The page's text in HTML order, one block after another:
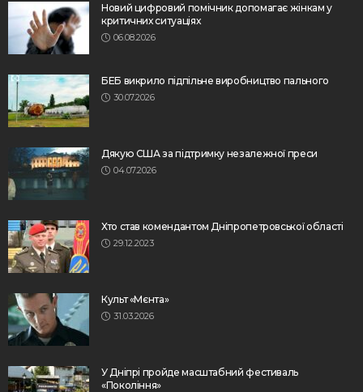
Новий цифровий помічник допомагає жінкам у
критичних ситуаціях
06.08.2026
БЕБ викрило підпільне виробництво пального
30.07.2026
Дякую США за підтримку незалежної преси
04.07.2026
Хто став комендантом Дніпропетровської області
29.12.2023
Культ «Мєнта»
31.03.2026
У Дніпрі пройде масштабний фестиваль
«Покоління»